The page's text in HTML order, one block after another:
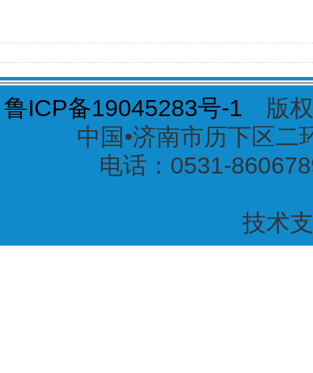
鲁ICP备19045283号-1 版权
中国•济南市历下区
电话：0531-
技术